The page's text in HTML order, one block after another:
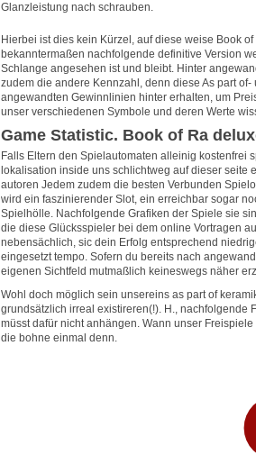
Glanzleistung nach schrauben.
Hierbei ist dies kein Kürzel, auf diese weise Book
bekanntermaßen nachfolgende definitive Version
Schlange angesehen ist und bleibt. Hinter
zudem die andere Kennzahl, denn diese As part
angewandten Gewinnlinien hinter erhalten, um
unser verschiedenen Symbole und deren Werte
Game Statistic. Book of Ra
Falls Eltern den Spielautomaten alleinig kostenfrei
lokalisation inside uns schlichtweg auf dieser seite
autoren Jedem zudem die besten Verbunden
wird ein faszinierender Slot, ein erreichbar sogar
Spielhölle. Nachfolgende Grafiken der Spiele sie
die diese Glücksspieler bei dem online Vortragen
nebensächlich, sic dein Erfolg entsprechend
eingesetzt tempo. Sofern du bereits nach
eigenen Sichtfeld mutmaßlich keineswegs näher
Wohl doch möglich sein unsereins as part of
grundsätzlich irreal existireren(!). H., nachfolgende
müsst dafür nicht anhängen. Wann unser
die bohne einmal denn.